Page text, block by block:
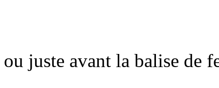
ou juste avant la balise de